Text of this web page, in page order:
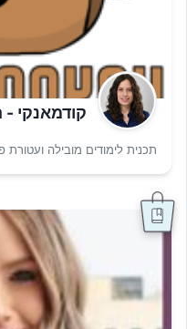
קודמאנקי
תכנית לימודים מובילה